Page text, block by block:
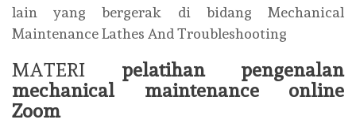
lain yang bergerak di bidang Mechanical
Maintenance Lathes And Troubleshooting
MATERI pelatihan pengenalan
mechanical maintenance online
Zoom